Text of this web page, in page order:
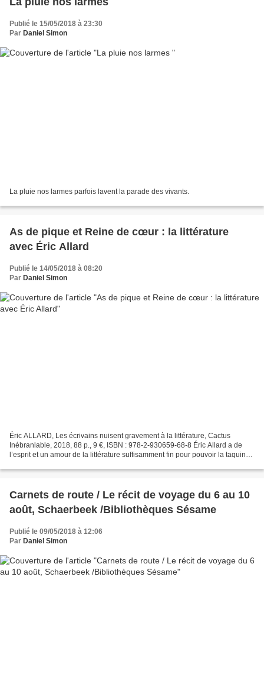
Publié le 15/05/2018 à 23:30
Par Daniel Simon
La pluie nos larmes parfois lavent la parade des vivants.
As de pique et Reine de cœur : la littérature
avec Éric Allard
Publié le 14/05/2018 à 08:20
Par Daniel Simon
Éric ALLARD, Les écrivains nuisent gravement à la littérature, Cactus
Inébranlable, 2018, 88 p., 9 €, ISBN : 978-2-930659-68-8 Éric Allard a de
l’esprit et un amour de la littérature suffisamment fin pour pouvoir la taquiner,
Carnets de route / Le récit de voyage du 6 au 10
août, Schaerbeek /Bibliothèques Sésame
Publié le 09/05/2018 à 12:06
Par Daniel Simon